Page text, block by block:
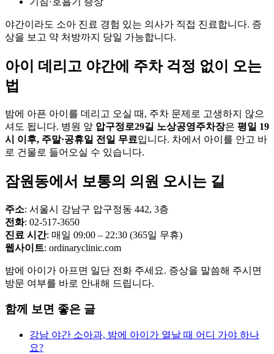
야간이라도 소아 진료 경험 있는 의사가 직접 진료합니다. 증
상을 보고 약 처방까지 당일 가능합니다.
아이 데리고 야간에 주차 걱정 없이 오는
법
밤에 아픈 아이를 데리고 오실 때, 주차 문제로 고생하지 않으
셔도 됩니다. 병원 앞 압구정로29길 노상공영주차장은 평일 19
시 이후, 주말·공휴일 전일 무료입니다. 차에서 아이를 안고 바
로 건물로 들어오실 수 있습니다.
잠원동에서 보통의 의원 오시는 길
주소: 서울시 강남구 압구정동 442, 3층
전화: 02-517-3650
진료 시간: 매일 09:00 – 22:30 (365일 무휴)
웹사이트: ordinaryclinic.com
밤에 아이가 아프면 일단 전화 주세요. 증상을 말씀해 주시면
방문 여부를 바로 안내해 드립니다.
함께 보면 좋은 글
강남 야간 소아과, 밤에 아이가 열날 때 어디 가야 하나
요?